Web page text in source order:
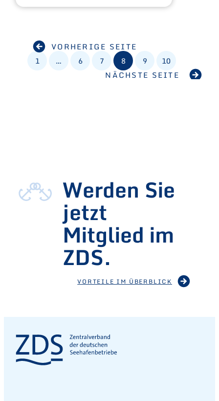
VORHERIGE SEITE
1
… 6 7 8 9
10
NÄCHSTE SEITE
Werden Sie
jetzt
Mitglied im
ZDS.
VORTEILE IM ÜBERBLICK